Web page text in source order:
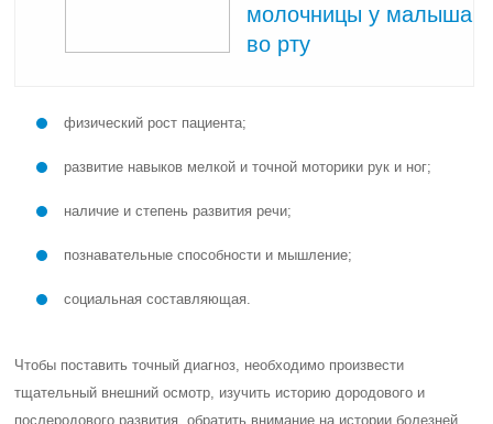
молочницы у малыша
во рту
физический рост пациента;
развитие навыков мелкой и точной моторики рук и ног;
наличие и степень развития речи;
познавательные способности и мышление;
социальная составляющая.
Чтобы поставить точный диагноз, необходимо произвести
тщательный внешний осмотр, изучить историю дородового и
послеродового развития, обратить внимание на истории болезней